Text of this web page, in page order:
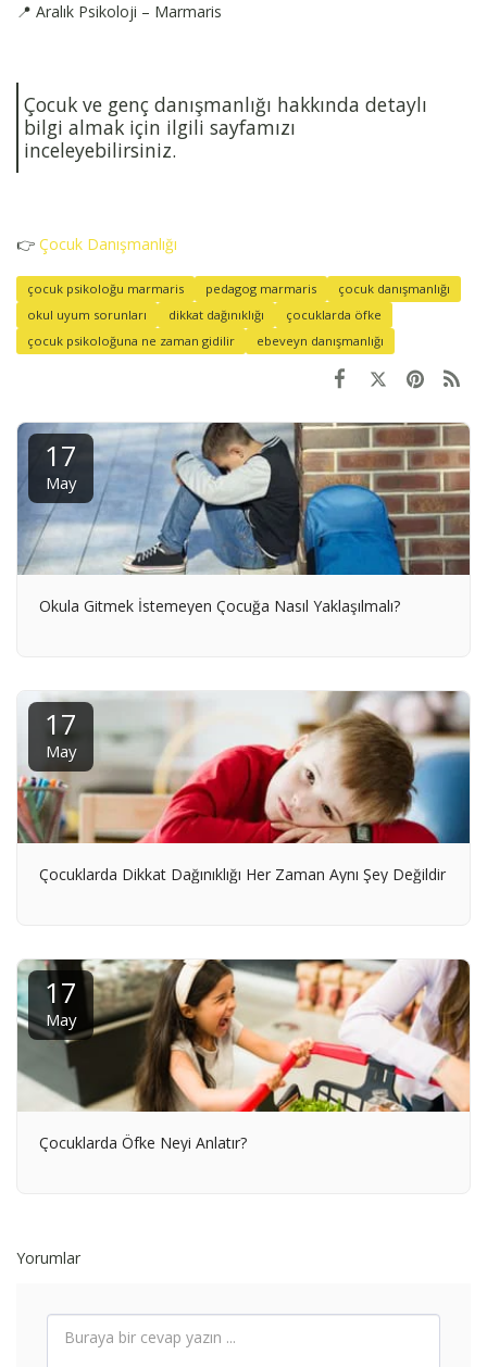
📍 Aralık Psikoloji – Marmaris
Çocuk ve genç danışmanlığı hakkında detaylı
bilgi almak için ilgili sayfamızı
inceleyebilirsiniz.
👉 Çocuk Danışmanlığı
çocuk psikoloğu marmaris pedagog marmaris
çocuk danışmanlığı
okul uyum sorunları
dikkat dağınıklığı
çocuklarda öfke
çocuk psikoloğuna ne zaman gidilir
ebeveyn danışmanlığı
17
May
Okula Gitmek İstemeyen Çocuğa Nasıl Yaklaşılmalı?
17
May
Çocuklarda Dikkat Dağınıklığı Her Zaman Aynı Şey Değildir
17
May
Çocuklarda Öfke Neyi Anlatır?
Yorumlar